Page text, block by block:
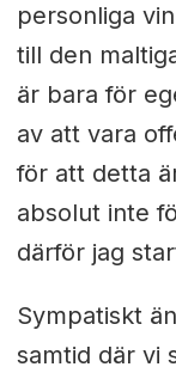
personliga
till den
är bara för
av att vara
för att detta
absolut inte
därför jag
Sympatiskt
samtid där vi